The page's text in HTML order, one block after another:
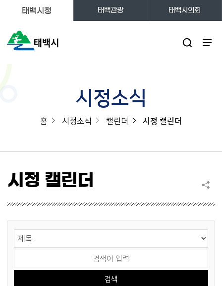
태백시청 태백관광 태백시의회
시정소식
홈 시정소식 캘린더 시정 캘린더
시정 캘린더